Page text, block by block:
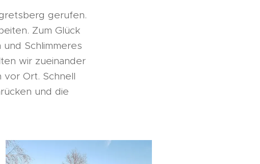
gerufen.
Zum Glück
Schlimmeres
wir zueinander
Ort. Schnell
und die